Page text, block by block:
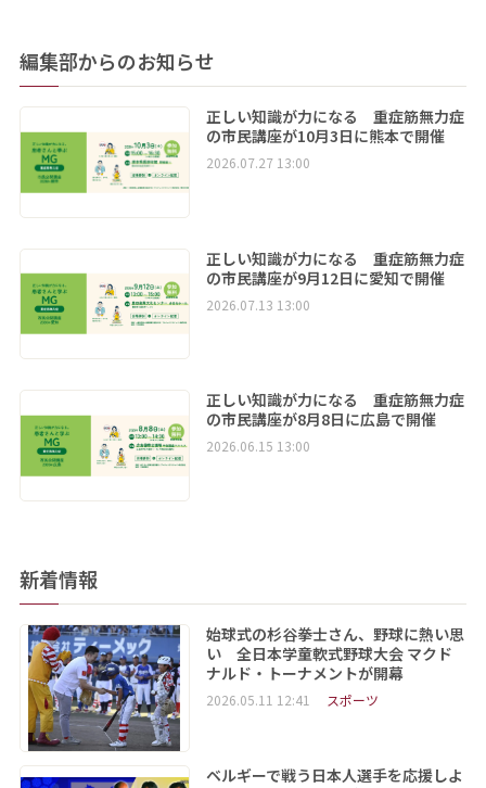
編集部からのお知らせ
正しい知識が力になる 重症筋無力症
の市民講座が10月3日に熊本で開催
2026.07.27 13:00
正しい知識が力になる 重症筋無力症
の市民講座が9月12日に愛知で開催
2026.07.13 13:00
正しい知識が力になる 重症筋無力症
の市民講座が8月8日に広島で開催
2026.06.15 13:00
新着情報
始球式の杉谷拳士さん、野球に熱い思
い 全日本学童軟式野球大会 マクド
ナルド・トーナメントが開幕
2026.05.11 12:41 スポーツ
ベルギーで戦う日本人選手を応援しよ